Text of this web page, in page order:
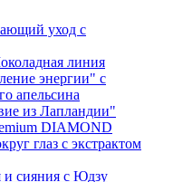
уход с
линия
энергии" с
апельсина
из Лапландии"
DIAMOND
глаз с экстрактом
и сияния с Юдзу